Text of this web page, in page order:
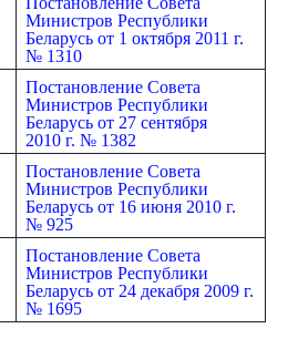
Министров Республики
Беларусь от 1 октября 2011 г.
№ 1310
Постановление Совета
Министров Республики
Беларусь от 27 сентября
2010 г. № 1382
Постановление Совета
Министров Республики
Беларусь от 16 июня 2010 г.
№ 925
Постановление Совета
Министров Республики
Беларусь от 24 декабря 2009 г.
№ 1695